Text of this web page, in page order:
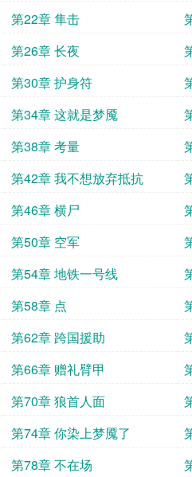
第22章 隼击
第26章 长夜
第30章 护身符
第34章 这就是梦魇
第38章 考量
第42章 我不想放弃抵抗
第46章 横尸
第50章 空军
第54章 地铁一号线
第58章 点
第62章 跨国援助
第66章 赠礼臂甲
第70章 狼首人面
第74章 你染上梦魇了
第78章 不在场